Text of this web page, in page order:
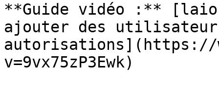
**Guide vidéo :**
ajouter des
autorisations](https://
v=9vx75zP3Ewk)